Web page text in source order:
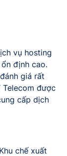
vụ hosting
định cao.
giá rất
được
cấp dịch
chế xuất